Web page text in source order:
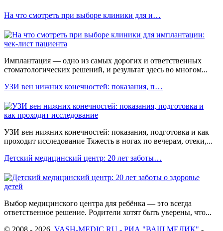
На что смотреть при выборе клиники для и…
Имплантация — одно из самых дорогих и ответственных
стоматологических решений, и результат здесь во многом...
УЗИ вен нижних конечностей: показания, п…
УЗИ вен нижних конечностей: показания, подготовка и как
проходит исследование Тяжесть в ногах по вечерам, отеки,...
Детский медицинский центр: 20 лет заботы…
Выбор медицинского центра для ребёнка — это всегда
ответственное решение. Родители хотят быть уверены, что...